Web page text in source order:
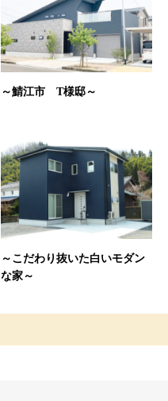
～鯖江市 T様邸～
～こだわり抜いた白いモダン
な家～